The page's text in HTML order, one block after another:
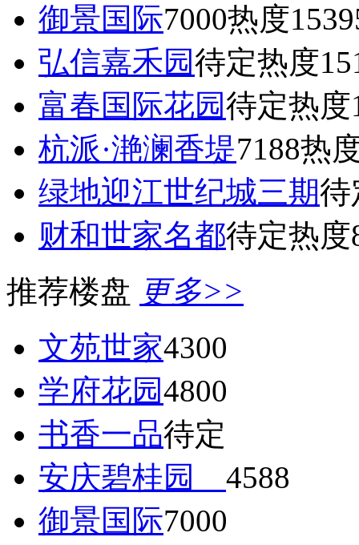
御景国际7000热度
弘信嘉禾园待定热度
富春国际花园待定热度
杭派·滟澜香堤7188热
绿地迎江世纪城三期待
财和世家名都待定热度
推荐楼盘 更多>>
文苑世家4300
学府花园4800
书香一品待定
安庆碧桂园 4588
御景国际7000